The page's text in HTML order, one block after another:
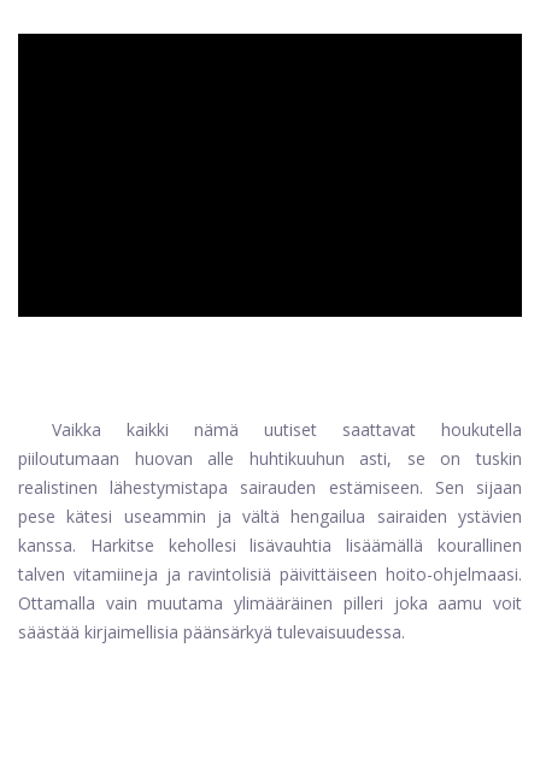
Vaikka kaikki nämä uutiset saattavat houkutella
piiloutumaan huovan alle huhtikuuhun asti, se on tuskin
realistinen lähestymistapa sairauden estämiseen. Sen sijaan
pese kätesi useammin ja vältä hengailua sairaiden ystävien
kanssa. Harkitse kehollesi lisävauhtia lisäämällä kourallinen
talven vitamiineja ja ravintolisiä päivittäiseen hoito-ohjelmaasi.
Ottamalla vain muutama ylimääräinen pilleri joka aamu voit
säästää kirjaimellisia päänsärkyä tulevaisuudessa.